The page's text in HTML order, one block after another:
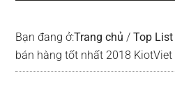
Bạn đang ở:Trang chủ / Top List
bán hàng tốt nhất 2018 KiotViet